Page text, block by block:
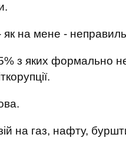
як на мене -
з яких формально
на газ, нафту,